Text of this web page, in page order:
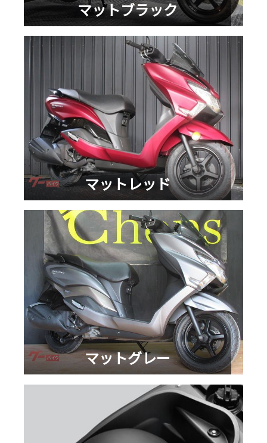
マットブラック
マットレッド
マットグレー